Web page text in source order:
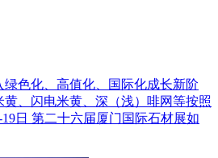
绿色化、高值化、国际化成长新阶
黄、闪电米黄、深（浅）啡网等按照
日 第二十六届厦门国际石材展如